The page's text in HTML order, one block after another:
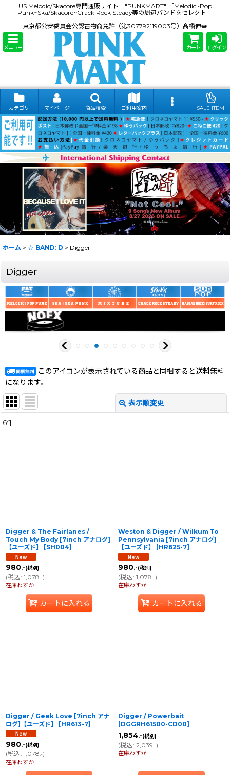
US Melodic/Skacore専門通販サイト "PUNKMART" 「Melodic~Pop
Punk~Ska/Skacore~Crack Rock Steady等の周辺バンドをセレクト」
東京都公安委員会公認古物商免許（第307792119003号）髙橋伸幸
メニュー カート ログイン
カテゴリ マイページ 商品検索 ご利用案内 SALE ITEM
ホーム > ☆ BAND: D > Digger
Digger
このアイコンが表示されている商品と同梱すると送料無料
になります。
表示順変更
6件
Digger & The Fairlanes /
Touch My Body [7inch アナログ]
【ユーズド】
[SH004]
980.-(税別)
(税込: 1,078.-)
在庫わずか
カートに入れる
Weston & Digger / Wilkum To
Pennsylvania [7inch アナログ]
【ユーズド】
[HR625-7]
980.-(税別)
(税込: 1,078.-)
在庫わずか
カートに入れる
Digger / Geek Love [7inch アナ
ログ]【ユーズド】
[HR613-7]
980.-(税別)
(税込: 1,078.-)
在庫わずか
Digger / Powerbait
[DGGRH61500-CD00]
1,854.-(税別)
(税込: 2,039.-)
在庫わずか